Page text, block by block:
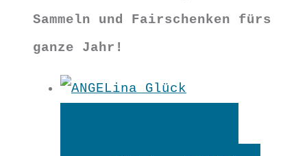
Sammeln und Fairschenken fürs
ganze Jahr!